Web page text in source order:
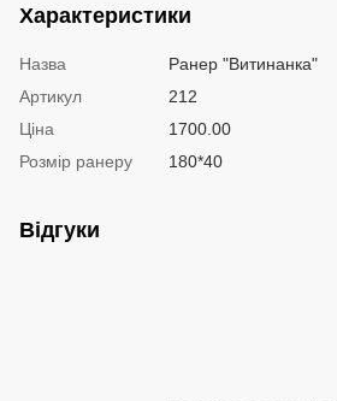
Характеристики
Назва
Ранер "Витинанка"
Артикул
212
Ціна
1700.00
Розмір ранеру
180*40
Відгуки